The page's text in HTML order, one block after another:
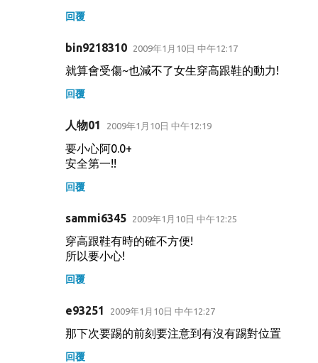
回覆
bin9218310 2009年1月10日 中午12:17
就算會受傷~也減不了女生穿高跟鞋的動力!
回覆
人物01 2009年1月10日 中午12:19
要小心阿0.0+
安全第一!!
回覆
sammi6345 2009年1月10日 中午12:25
穿高跟鞋有時的確不方便!
所以要小心!
回覆
e93251 2009年1月10日 中午12:27
那下次要踢的前刻要注意到有沒有踢對位置
回覆